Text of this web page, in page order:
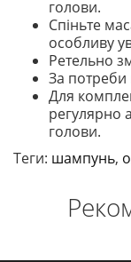
голови.
Спіньте
особливу
Ретельно
За потреби
Для
регулярно
голови.
Теги: шампунь,